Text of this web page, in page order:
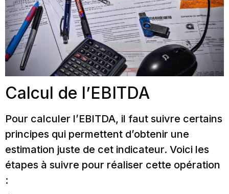
Calcul de l’EBITDA
Pour calculer l’EBITDA, il faut suivre certains
principes qui permettent d’obtenir une
estimation juste de cet indicateur. Voici les
étapes à suivre pour réaliser cette opération
: